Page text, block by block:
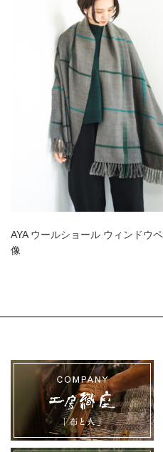
AYA ウールショール ウィンド
像